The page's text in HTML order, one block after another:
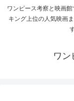
ワンピース考察と映画
キング上位の人気映画
ワン